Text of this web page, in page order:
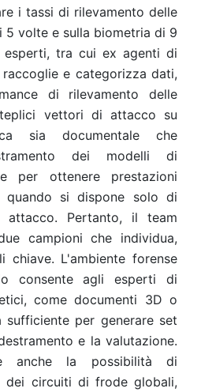
i tassi di rilevamento delle
volte e sulla biometria di 9
tra cui ex agenti di
e categorizza dati,
di rilevamento delle
vettori di attacco su
sia documentale che
dei modelli di
per ottenere prestazioni
si dispone solo di
Pertanto, il team
campioni che individua,
chiave. L'ambiente forense
consente agli esperti di
come documenti 3D o
sufficiente per generare set
e la valutazione.
anche la possibilità di
dei circuiti di frode globali,